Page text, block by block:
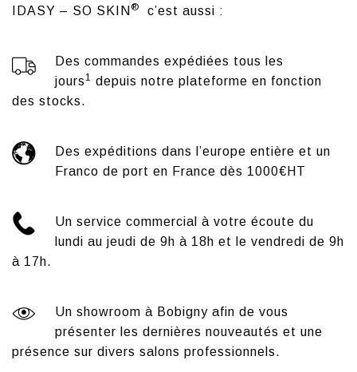
IDASY – SO SKIN ® c’est aussi :
Des commandes expédiées tous les
jours1 depuis notre plateforme en fonction
des stocks.
Des expéditions dans l’europe entière et un
Franco de port en France dès 1000€HT
Un service commercial à votre écoute du
lundi au jeudi de 9h à 18h et le vendredi de 9h
à 17h.
Un showroom à Bobigny afin de vous
présenter les dernières nouveautés et une
présence sur divers salons professionnels.